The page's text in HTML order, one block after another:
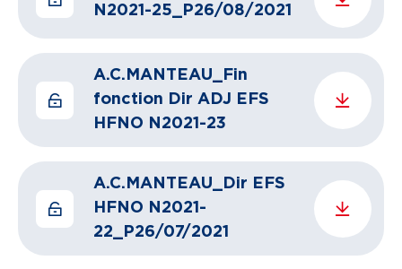
N2021-25_P26/08/2021
A.C.MANTEAU_Fin
fonction Dir ADJ EFS
HFNO N2021-23
A.C.MANTEAU_Dir EFS
HFNO N2021-
22_P26/07/2021